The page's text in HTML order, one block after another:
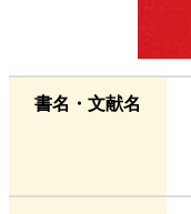
書名・文献名